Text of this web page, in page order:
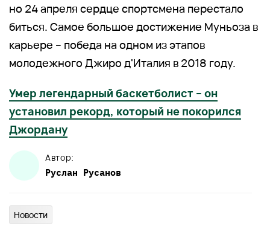
но 24 апреля сердце спортсмена перестало
биться. Самое большое достижение Муньоза в
карьере – победа на одном из этапов
молодежного Джиро д'Италия в 2018 году.
Умер легендарный баскетболист – он
установил рекорд, который не покорился
Джордану
Автор:
Руслан Русанов
Новости